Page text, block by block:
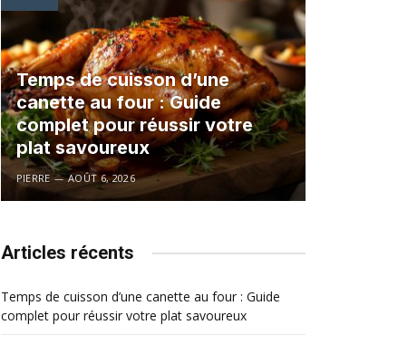
Temps de cuisson d’une
canette au four : Guide
complet pour réussir votre
plat savoureux
PIERRE AOÛT 6, 2026
Articles récents
Temps de cuisson d’une canette au four : Guide
complet pour réussir votre plat savoureux